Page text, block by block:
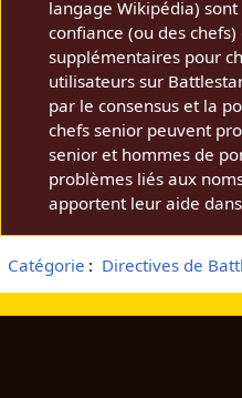
langage Wikipédia)
confiance (ou des
supplémentaires pour
utilisateurs sur
par le consensus et la
chefs senior peuvent
senior et hommes de
problèmes liés aux
apportent leur aide
Catégorie : Directives de